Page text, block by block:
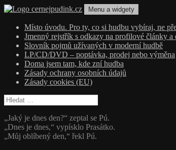
Přejít
obsahu
webu
cernejpudink.cz
Hudební magazín o zapomenutých příbězích, jazzu,
Menu a widgety
Místo úvodu. Pro ty, co si hudbu vybíraj, ne
Jmenný rejstřík s odkazy na profilové články a
Slovník pojmů užívaných v moderní hudbě
LP/CD/DVD – poptávka, prodej nebo výměna
Doma jsem tam, kde zní hudba
Zásady ochrany osobních údajů
Zásady cookies (EU)
Vyhledávání
„Jaký je dnes den?“ zeptal se Pú.
„Dnes je dnes,“ vypísklo Prasátko.
„Můj oblíbený den,“ řekl Pú.